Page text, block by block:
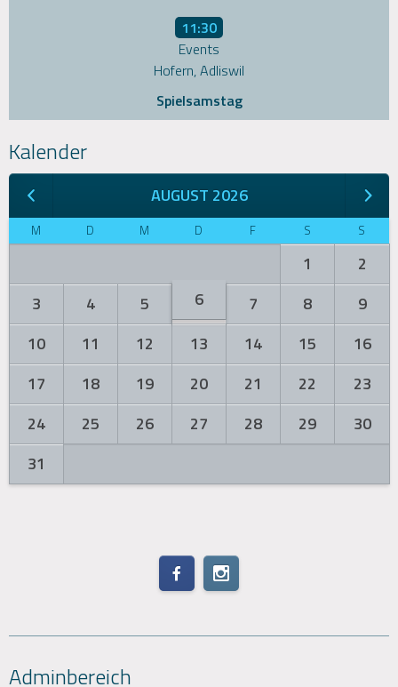
11:30
Events
Hofern, Adliswil
Spielsamstag
Kalender
AUGUST 2026
M D M D F S S
1
2
3
4 5 6 7 8
9
10
11 12 13 14 15
16
17
18 19 20 21 22
23
24
25 26 27 28 29
30
31
Adminbereich